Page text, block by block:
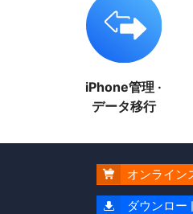
iPhone管理 ·
データ移行
 オンライン
 ダウンロー